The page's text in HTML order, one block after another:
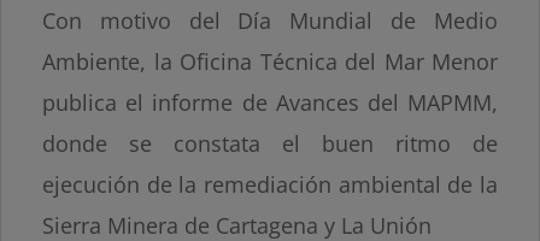
Con motivo del Día Mundial de Medio
Ambiente, la Oficina Técnica del Mar Menor
publica el informe de Avances del MAPMM,
donde se constata el buen ritmo de
ejecución de la remediación ambiental de la
Sierra Minera de Cartagena y La Unión